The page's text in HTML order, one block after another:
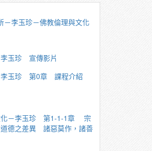
－李玉珍－佛教倫理與文化
玉珍 宣傳影片
李玉珍 第0章 課程介紹
化－李玉珍 第1-1-1章 宗
德之差異 諸惡莫作，諸善